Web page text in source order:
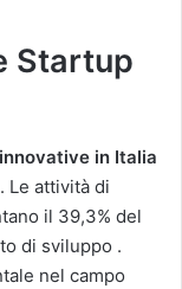
Startup
in Italia
Le attività di
il 39,3% del
di sviluppo .
nel campo